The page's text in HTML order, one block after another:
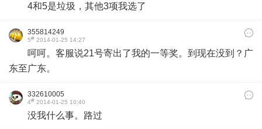
4和5是垃圾，其他3项我选了
355814249
5# 2014-01-25 14:27
呵呵。客服说21号寄出了我的一等奖。到现在没到？广
东至广东。​
332610005
4# 2014-01-25 10:40
没我什么事。路过